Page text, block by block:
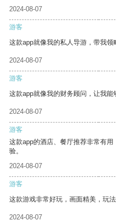
2024-08-07
游客
这款app就像我的私人导游，带我领
2024-08-07
游客
这款app就像我的财务顾问，让我能
2024-08-07
游客
这款app的酒店、餐厅推荐非常有
验。
2024-08-07
游客
这款游戏非常好玩，画面精美，玩法
2024-08-07